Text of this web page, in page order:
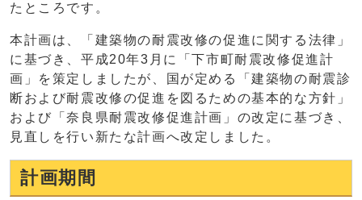
たところです。
本計画は、「建築物の耐震改修の促進に関する法律」
に基づき、平成20年3月に「下市町耐震改修促進計
画」を策定しましたが、国が定める「建築物の耐震診
断および耐震改修の促進を図るための基本的な方針」
および「奈良県耐震改修促進計画」の改定に基づき、
見直しを行い新たな計画へ改定しました。
計画期間